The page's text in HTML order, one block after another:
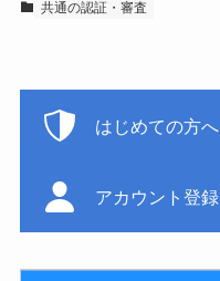
共通の認証・審査
はじめての方へ
アカウント登録